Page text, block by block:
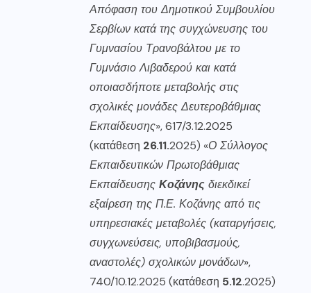
Απόφαση του Δημοτικού Συμβουλίου
Σερβίων κατά της συγχώνευσης του
Γυμνασίου Τρανοβάλτου με το
Γυμνάσιο Λιβαδερού και κατά
οποιασδήποτε μεταβολής στις
σχολικές μονάδες Δευτεροβάθμιας
Εκπαίδευσης», 617/3.12.2025
(κατάθεση 26.11.2025) «Ο Σύλλογος
Εκπαιδευτικών Πρωτοβάθμιας
Εκπαίδευσης Κοζάνης διεκδικεί
εξαίρεση της Π.Ε. Κοζάνης από τις
υπηρεσιακές μεταβολές (καταργήσεις,
συγχωνεύσεις, υποβιβασμούς,
αναστολές) σχολικών μονάδων»,
740/10.12.2025 (κατάθεση 5.12.2025)